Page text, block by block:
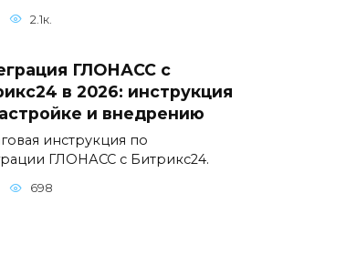
2.1к.
ГЛОНАСС с
в 2026: инструкция
и внедрению
инструкция по
ГЛОНАСС с Битрикс24.
698